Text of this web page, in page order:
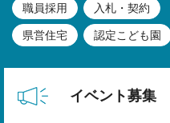
職員採用 入札・契約
県営住宅 認定こども園
イベント募集